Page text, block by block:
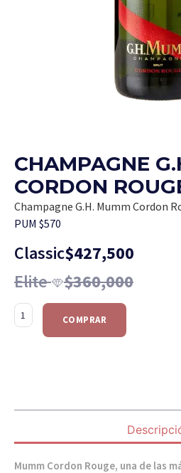
CHAMPAGNE
CORDON
Champagne G.H. Mumm Cordon
PUM $570
Classic$427,500
Elite $360,000
COMPRAR
Mumm Cordon Rouge, una de las